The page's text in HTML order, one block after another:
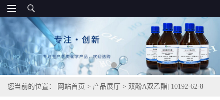
您当前的位置： 网站首页 > 产品展厅 > 双酚A双乙酯| 10192-62-8